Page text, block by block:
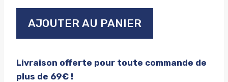
Joey
#22
AJOUTER AU PANIER
Livraison offerte pour toute commande de
plus de 69€ !